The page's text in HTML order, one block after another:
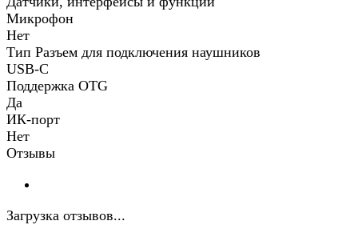
Микрофон
Нет
Тип Разъем для подключения наушников
USB-C
Поддержка OTG
Да
ИК-порт
Нет
Отзывы
Загрузка отзывов...